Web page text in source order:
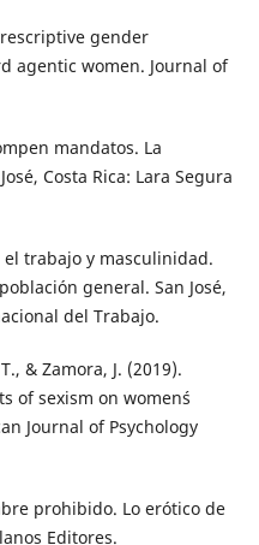
gender
agentic women. Journal of
mandatos. La
Costa Rica: Lara Segura
el trabajo y masculinidad.
general. San José,
del Trabajo.
& Zamora, J. (2019).
of sexism on women´s
Journal of Psychology
prohibido. Lo erótico de
Editores.